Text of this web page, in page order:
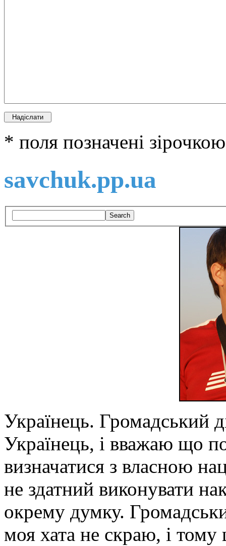
* поля позначені
savchuk.pp.ua
Search
Українець. Громадський
Українець, і вважаю що
визначатися з власною
не здатний виконувати
окрему думку.
моя хата не скраю, і